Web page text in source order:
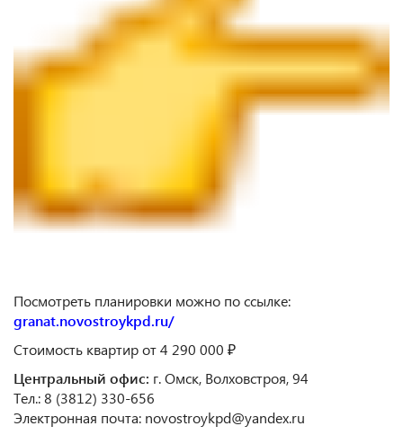
Посмотреть планировки можно по ссылке:
granat.novostroykpd.ru/
Стоимость квартир от4 290 000 ₽
Центральный офис: г. Омск, Волховстроя, 94
Тел.: 8 (3812) 330-656
Электронная почта: novostroykpd@yandex.ru